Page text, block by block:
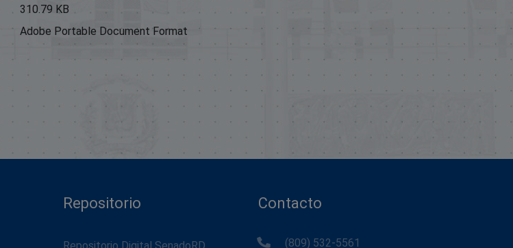
310.79 KB
Adobe Portable Document Format
Repositorio Contacto
(809) 532-5561